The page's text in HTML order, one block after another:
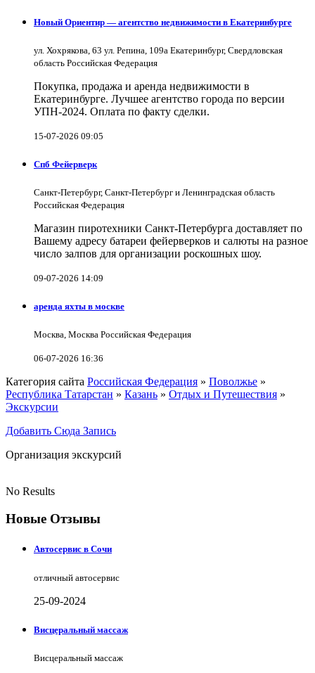
Новый Ориентир — агентство недвижимости в Екатеринбурге
ул. Хохрякова, 63 ул. Репина, 109a Екатеринбург, Свердловская
область Российская Федерация
Покупка, продажа и аренда недвижимости в
Екатеринбурге. Лучшее агентство города по версии
УПН-2024. Оплата по факту сделки.
15-07-2026 09:05
Спб Фейерверк
Санкт-Петербург, Санкт-Петербург и Ленинградская область
Российская Федерация
Магазин пиротехники Санкт-Петербурга доставляет по
Вашему адресу батареи фейерверков и салюты на разное
число залпов для организации роскошных шоу.
09-07-2026 14:09
аренда яхты в москве
Москва, Москва Российская Федерация
06-07-2026 16:36
Категория сайта Российская Федерация » Поволжье »
Республика Татарстан » Казань » Отдых и Путешествия »
Экскурсии
Добавить Сюда Запись
Организация экскурсий
No Results
Новые Отзывы
Автосервис в Сочи
отличный автосервис
25-09-2024
Висцеральный массаж
Висцеральный массаж